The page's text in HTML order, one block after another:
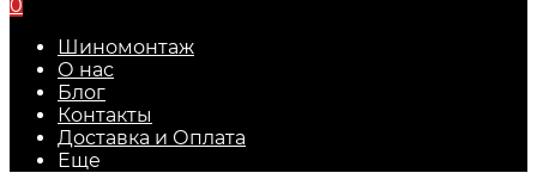
0
Шиномонтаж
О нас
Блог
Контакты
Доставка и Оплата
Еще